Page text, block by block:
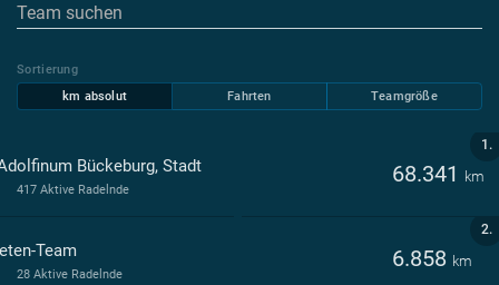
Sortierung
km absolut
Fahrten Teamgröße
1.
Bückeburg, Stadt 68.341 km
417 Aktive Radelnde
2.
Team 6.858 km
28 Aktive Radelnde